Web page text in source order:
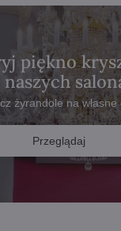
piękno
żyrandole na własne
Przeglądaj